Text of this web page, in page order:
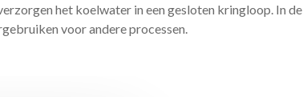
het koelwater in een gesloten kringloop. In de
voor andere processen.